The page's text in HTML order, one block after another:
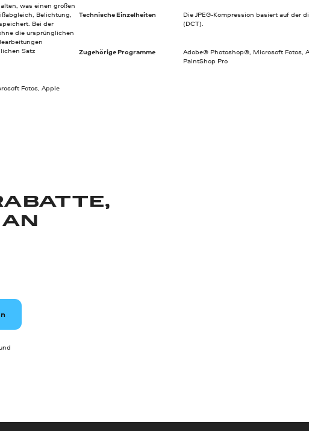
was einen großen
Belichtung,
Bei der
die ursprünglichen
Satz
Fotos, Apple
Technische Einzelheiten
Die JPEG-Kompression basiert auf der
(DCT).
Zugehörige Programme
Adobe® Photoshop®, Microsoft Fotos,
PaintShop Pro